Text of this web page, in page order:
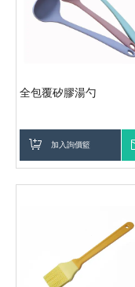
全包覆矽膠湯勺
加入詢價籃